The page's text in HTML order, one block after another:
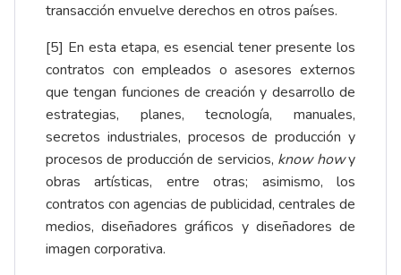
transacción envuelve derechos en otros países.
[5] En esta etapa, es esencial tener presente los
contratos con empleados o asesores externos
que tengan funciones de creación y desarrollo de
estrategias, planes, tecnología, manuales,
secretos industriales, procesos de producción y
procesos de producción de servicios, know howy
obras artísticas, entre otras; asimismo, los
contratos con agencias de publicidad, centrales de
medios, diseñadores gráficos y diseñadores de
imagen corporativa.